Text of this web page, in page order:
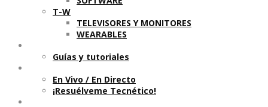
T-W
TELEVISORES Y MONITORES
WEARABLES
Guí­as y tutoriales
En Vivo / En Directo
¡Resuélveme Tecnético!